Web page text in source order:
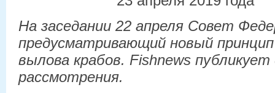
На заседании 22 апреля Совет
предусматривающий новый
вылова крабов. Fishnews
рассмотрения.